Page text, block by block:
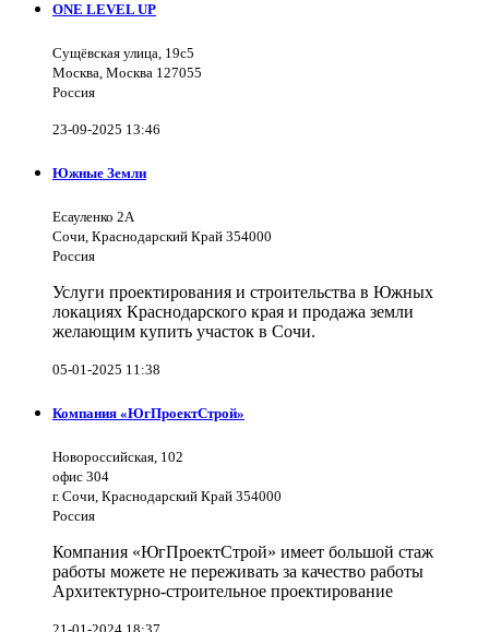
ONE LEVEL UP
Сущёвская улица, 19с5
Москва, Москва 127055
Россия
23-09-2025 13:46
Южные Земли
Есауленко 2А
Сочи, Краснодарский Край 354000
Россия
Услуги проектирования и строительства в Южных
локациях Краснодарского края и продажа земли
желающим купить участок в Сочи.
05-01-2025 11:38
Компания «ЮгПроектСтрой»
Новороссийская, 102
офис 304
г. Сочи, Краснодарский Край 354000
Россия
Компания «ЮгПроектСтрой» имеет большой стаж
работы можете не переживать за качество работы
Архитектурно-строительное проектирование